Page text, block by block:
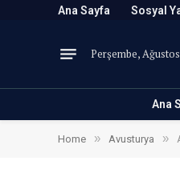
Ana Sayfa Sosyal
Perşembe,
Ana
Home » Avusturya »